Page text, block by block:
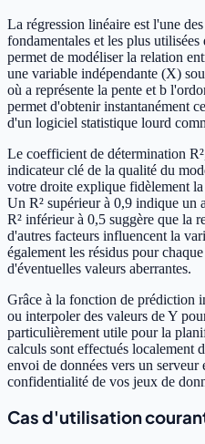
La régression linéaire est l'une
fondamentales et les plus
permet de modéliser la relation
une variable indépendante (X)
où a représente la pente et b
permet d'obtenir instantanément
d'un logiciel statistique lourd
Le coefficient de détermination
indicateur clé de la qualité du
votre droite explique fidèlement la
Un R² supérieur à 0,9 indique un
R² inférieur à 0,5 suggère que la
d'autres facteurs influencent la
également les résidus pour
d'éventuelles valeurs aberrantes.
Grâce à la fonction de prédiction
ou interpoler des valeurs de Y
particulièrement utile pour la
calculs sont effectués localement
envoi de données vers un serveur
confidentialité de vos jeux de
Cas d'utilisation